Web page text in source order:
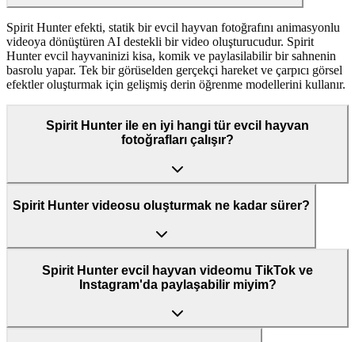
Spirit Hunter efekti, statik bir evcil hayvan fotoğrafını animasyonlu
videoya dönüştüren AI destekli bir video oluşturucudur. Spirit
Hunter evcil hayvaninizi kisa, komik ve paylasilabilir bir sahnenin
basrolu yapar. Tek bir görüselden gerçekçi hareket ve çarpıcı görsel
efektler oluşturmak için gelişmiş derin öğrenme modellerini kullanır.
Spirit Hunter ile en iyi hangi tür evcil hayvan
fotoğrafları çalışır?
Spirit Hunter videosu oluşturmak ne kadar sürer?
Spirit Hunter evcil hayvan videomu TikTok ve
Instagram'da paylaşabilir miyim?